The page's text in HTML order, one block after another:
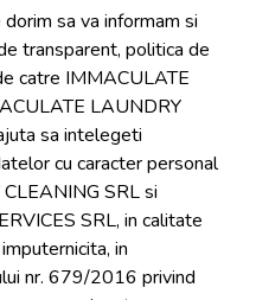
sa va informam si
transparent, politica de
catre IMMACULATE
LAUNDRY
sa intelegeti
cu caracter personal
SRL si
SRL, in calitate
in
nr. 679/2016 privind